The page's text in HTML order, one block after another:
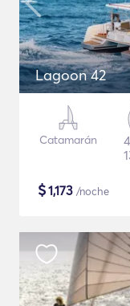
Lagoon 42
Catamarán
$1,173 /noche